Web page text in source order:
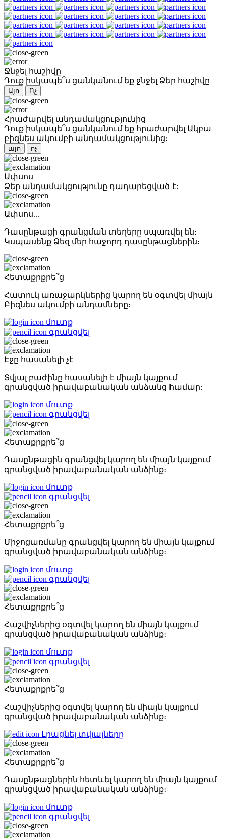
Ջնջել հաշիվը
Դուք իսկապե՞ս ցանկանում եք ջնջել Ձեր հաշիվը
Այո Ոչ
Հրաժարվել անդամակցությունից
Դուք իսկապե՞ս ցանկանում եք հրաժարվել Ակբա
բիզնես ակումբի անդամակցությունից։
այո ոչ
Ափսոս
Ձեր անդամակցությունը դադարեցված է:
Ափսոս...
Դասընթացի գրանցման տեղերը սպառվել են։
Կսպասենք Ձեզ մեր հաջորդ դասընթացներին։
Հետաքրքրե՞ց
Հատուկ առաջարկներից կարող են օգտվել միայն
Բիզնես ակումբի անդամները։
մուտք
գրանցվել
Էջը հասանելի չէ
Տվյալ բաժինը հասանելի է միայն կայքում
գրանցված իրավաբանական անձանց համար:
մուտք
գրանցվել
Հետաքրքրե՞ց
Դասընթացին գրանցվել կարող են միայն կայքում
գրանցված իրավաբանական անձինք։
մուտք
գրանցվել
Հետաքրքրե՞ց
Միջոցառմանը գրանցվել կարող են միայն կայքում
գրանցված իրավաբանական անձինք։
մուտք
գրանցվել
Հետաքրքրե՞ց
Հաշվիչներից օգտվել կարող են միայն կայքում
գրանցված իրավաբանական անձինք։
մուտք
գրանցվել
Հետաքրքրե՞ց
Հաշվիչներից օգտվել կարող են միայն կայքում
գրանցված իրավաբանական անձինք։
Լրացնել տվյալները
Հետաքրքրե՞ց
Դասընթացներին հետևել կարող են միայն կայքում
գրանցված իրավաբանական անձինք։
մուտք
գրանցվել